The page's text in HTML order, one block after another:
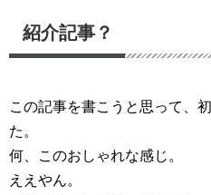
紹介記事？
この記事を書こうと思って、
た。
何、このおしゃれな感じ。
ええやん。